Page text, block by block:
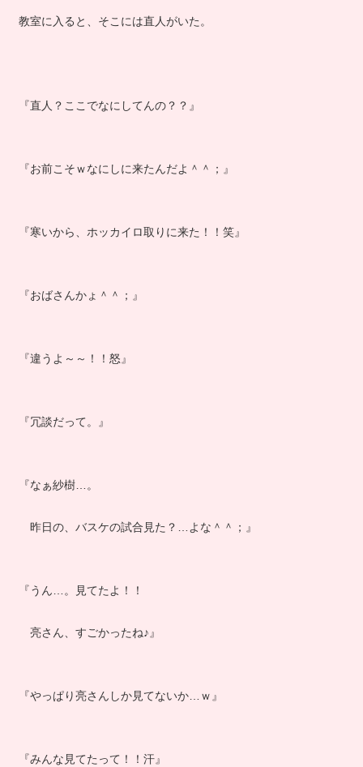
教室に入ると、そこには直人がいた。
『直人？ここでなにしてんの？？』
『お前こそｗなにしに来たんだよ＾＾；』
『寒いから、ホッカイロ取りに来た！！笑』
『おばさんかょ＾＾；』
『違うよ～～！！怒』
『冗談だって。』
『なぁ紗樹…。
昨日の、バスケの試合見た？…よな＾＾；』
『うん…。見てたよ！！
亮さん、すごかったね♪』
『やっぱり亮さんしか見てないか…ｗ』
『みんな見てたって！！汗』